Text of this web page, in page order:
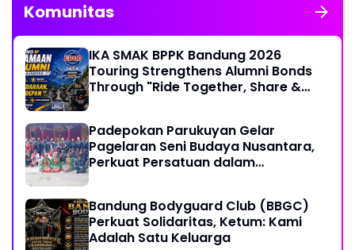
Komunitas
IKA SMAK BPPK Bandung 2026
Touring Strengthens Alumni Bonds
Through "Ride Together, Share &
Padepokan Parukuyan Gelar
Pagelaran Seni Budaya Nusantara,
Perkuat Persatuan dalam
Bandung Bodyguard Club (BBGC)
Perkuat Solidaritas, Ketum: Kami
Adalah Satu Keluarga